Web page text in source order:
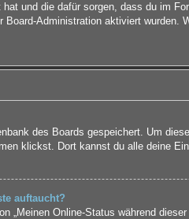
und die dafür sorgen, dass du im
Administration aktiviert wurden.
des Boards gespeichert. Um
klickst. Dort kannst du alle deine
auftaucht?
Online-Status während